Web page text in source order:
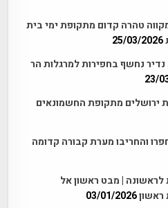
טהרה קדום מתקופת ימי בית
25/03/2026
נדיר נחשף בחפירות למרגלות הר
23/
מתקופת החשמונאים
והחריבו מערת קבורה קדומה
| מבט ראשון אל
03/01/2026